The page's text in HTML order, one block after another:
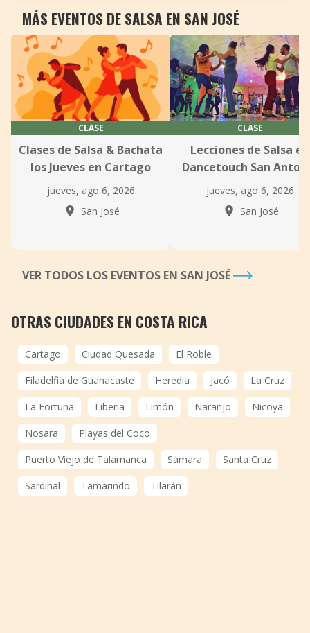
MÁS EVENTOS DE SALSA EN SAN JOSÉ
CLASE
Clases de Salsa & Bachata
los Jueves en Cartago
jueves, ago 6, 2026
San José
CLASE
Lecciones de Salsa en
Dancetouch San
jueves, ago 6, 2026
San José
VER TODOS LOS EVENTOS EN SAN JOSÉ
OTRAS CIUDADES EN COSTA RICA
Cartago Ciudad Quesada
El Roble
Filadelfia de Guanacaste
Heredia Jacó
La Cruz
La Fortuna
Liberia Limón Naranjo
Nicoya
Nosara
Playas del Coco
Puerto Viejo de Talamanca
Sámara
Santa Cruz
Sardinal
Tamarindo Tilarán